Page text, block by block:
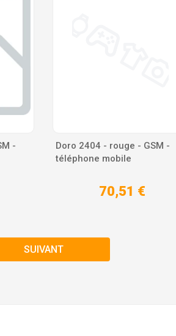
-
Doro 2404 - rouge - GSM -
téléphone mobile
70,51 €
SUIVANT